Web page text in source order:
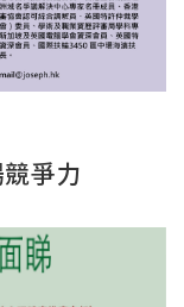
爭力